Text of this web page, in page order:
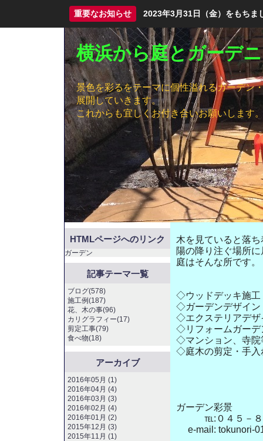
重要なお知らせ 2023年3月31日（金）をもちま
横浜から庭とガーデ
景色を彩るをテーマに個性溢れるガーデン
展開していきます。
これからも宜しくお付き合いお願いします
木を見ていると落
陽の降り注ぐ場所
庭はそんな所です。
◇ウッドデッキ
◇ガーデンデザイ
◇エクステリアデ
◇リフォームガーデ
◇マンション、寺院
◇庭木の剪定・手入
ガーデン彩景
℡:０４５－８９
e-mail: tokunori-
HTMLページへのリンク
ガーデン
記事テーマ一覧
ブログ(578)
施工例(187)
花、木の事(96)
カリグラフィー(17)
剪定工事(79)
食べ物(18)
アーカイブ
2016年05月 (1)
2016年04月 (4)
2016年03月 (3)
2016年02月 (4)
2016年01月 (2)
2015年12月 (3)
2015年11月 (1)